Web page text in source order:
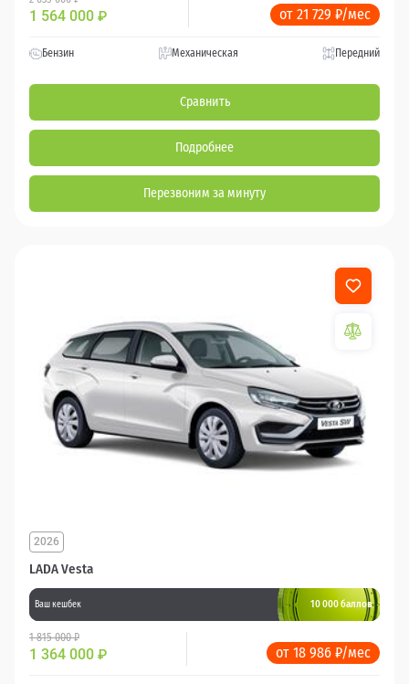
1 564 000 ₽ от 21 729 ₽/мес
Бензин Механическая Передний
Сравнить
Подробнее
Перезвоним за минуту
LADA Vesta
2026
Ваш кешбек 10 000 баллов
1 815 000 ₽
1 364 000 ₽ от 18 986 ₽/мес